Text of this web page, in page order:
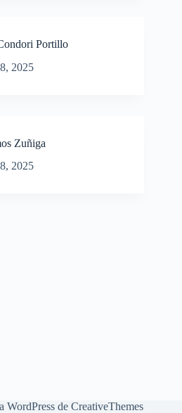
Portillo
2025
Zuñiga
2025
WordPress de CreativeThemes